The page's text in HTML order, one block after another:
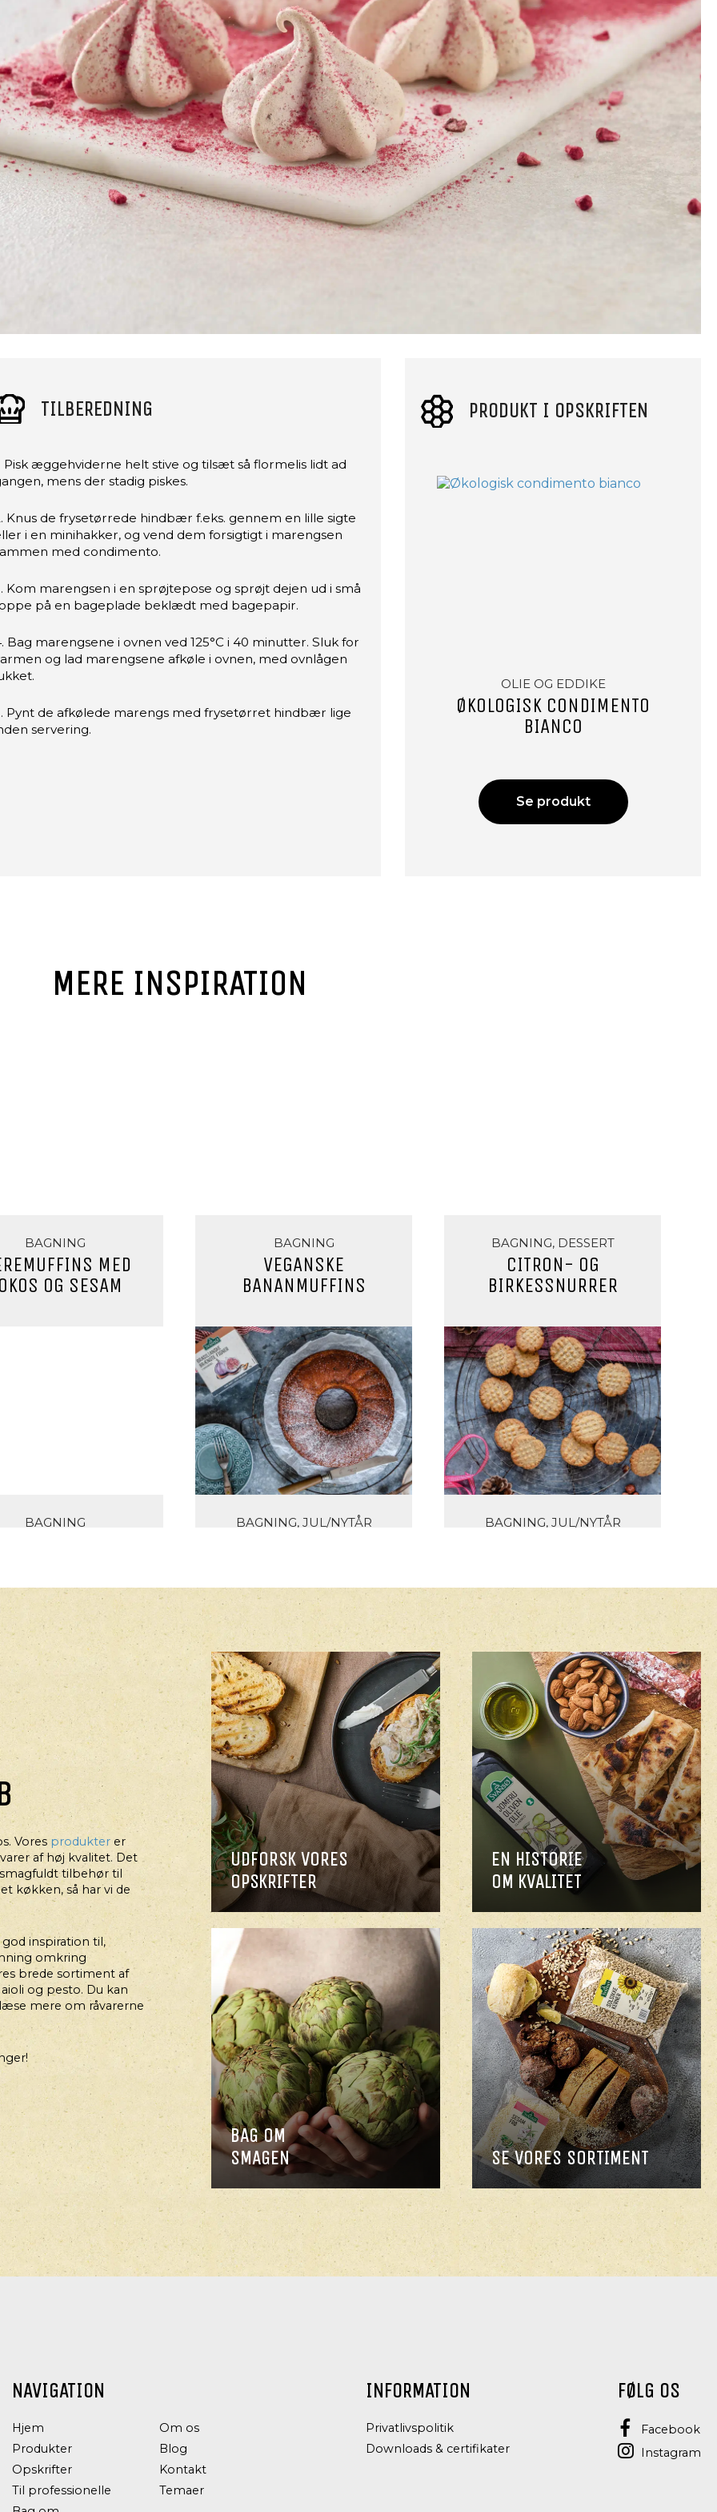
TILBEREDNING
Pisk æggehviderne helt stive og tilsæt så flormelis lidt ad
mens der stadig piskes.
Knus de frysetørrede hindbær f.eks. gennem en lille sigte
i en minihakker, og vend dem forsigtigt i marengsen
med condimento.
Kom marengsen i en sprøjtepose og sprøjt dejen ud i små
på en bageplade beklædt med bagepapir.
Bag marengsene i ovnen ved 125°C i 40 minutter. Sluk for
og lad marengsene afkøle i ovnen, med ovnlågen
Pynt de afkølede marengs med frysetørret hindbær lige
servering.
PRODUKT I OPSKRIFTEN
OLIE OG EDDIKE
ØKOLOGISK CONDIMENTO
BIANCO
Se produkt
MERE INSPIRATION
BAGNING
MED
OG SESAM
BAGNING
VEGANSKE
BANANMUFFINS
BAGNING, DESSERT
CITRON- OG
BIRKESSNURRER
BAGNING BAGNING, JUL/NYTÅR BAGNING, JUL/NYTÅR
SNACKS
Vores produkter er
af høj kvalitet. Det
tilbehør til
køkken, så har vi de
inspiration til,
omkring
brede sortiment af
og pesto. Du kan
mere om råvarerne
UDFORSK VORES
OPSKRIFTER
EN HISTORIE
OM KVALITET
BAG OM
SMAGEN
SE VORES SORTIMENT
NAVIGATION
Hjem
Produkter
Opskrifter
Til professionelle
Om os
Blog
Kontakt
Temaer
INFORMATION
Privatlivspolitik
Downloads & certifikater
FØLG OS
Facebook
Instagram